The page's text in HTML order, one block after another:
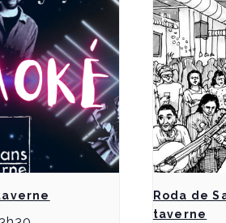
Roda de
taverne